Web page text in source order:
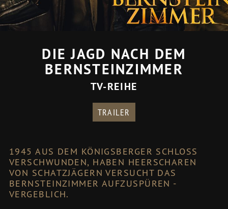
DIE JAGD NACH DEM
BERNSTEINZIMMER
TV-REIHE
TRAILER
1945 AUS DEM KÖNIGSBERGER SCHLOSS
VERSCHWUNDEN, HABEN HEERSCHAREN
VON SCHATZJÄGERN VERSUCHT DAS
BERNSTEINZIMMER AUFZUSPÜREN -
VERGEBLICH.